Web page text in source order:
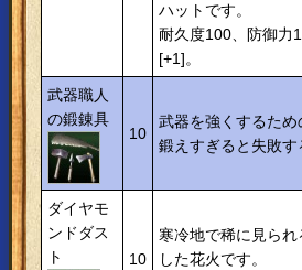
ハットです。
耐久度100、防御力
[+1]。
武器職人
の鍛錬具
10
武器を強くするため
鍛えすぎると失敗す
ダイヤモ
ンドダス
ト
10
寒冷地で稀に見ら
した花火です。